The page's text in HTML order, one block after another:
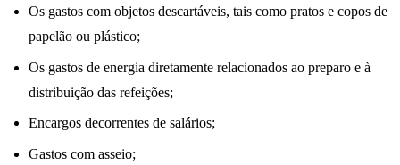
Os gastos com objetos descartáveis, tais como pratos e copos de
papelão ou plástico;
Os gastos de energia diretamente relacionados ao preparo e à
distribuição das refeições;
Encargos decorrentes de salários;
Gastos com asseio;